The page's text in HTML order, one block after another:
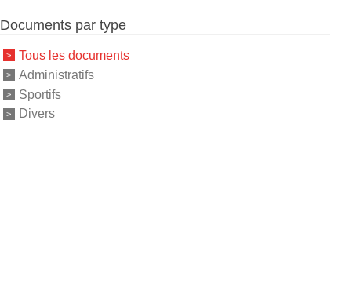
Documents par type
Tous les documents
Administratifs
Sportifs
Divers